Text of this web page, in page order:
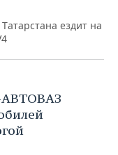
ездит на
АВТОВАЗ